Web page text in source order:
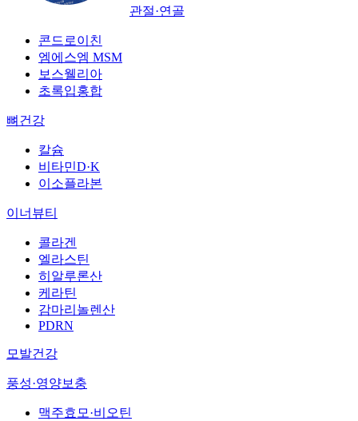
관절·연골
콘드로이친
엠에스엠 MSM
보스웰리아
초록입홍합
뼈건강
칼슘
비타민D·K
이소플라본
이너뷰티
콜라겐
엘라스틴
히알루론산
케라틴
감마리놀렌산
PDRN
모발건강
풍성·영양보충
맥주효모·비오틴